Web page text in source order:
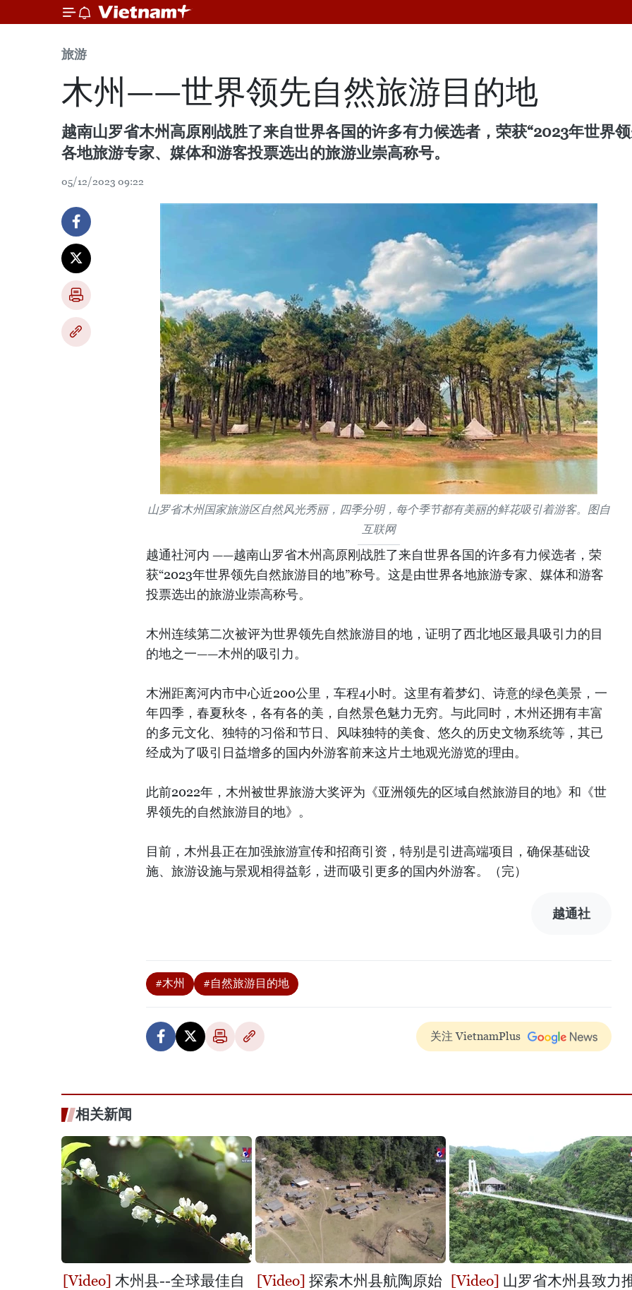
旅游
木州——世界领先自然旅游目的地
越南山罗省木州高原刚战胜了来自世界各国的许多有力候选者，荣获“2023年世界
各地旅游专家、媒体和游客投票选出的旅游业崇高称号。
05/12/2023 09:22
山罗省木州国家旅游区自然风光秀丽，四季分明，每个季节都有美丽的鲜花吸引着游客。图自
互联网
越通社河内 ——越南山罗省木州高原刚战胜了来自世界各国的许多有力候选者，荣
获“2023年世界领先自然旅游目的地”称号。这是由世界各地旅游专家、媒体和游客
投票选出的旅游业崇高称号。
木州连续第二次被评为世界领先自然旅游目的地，证明了西北地区最具吸引力的目
的地之一——木州的吸引力。
木洲距离河内市中心近200公里，车程4小时。这里有着梦幻、诗意的绿色美景，一
年四季，春夏秋冬，各有各的美，自然景色魅力无穷。与此同时，木州还拥有丰富
的多元文化、独特的习俗和节日、风味独特的美食、悠久的历史文物系统等，其已
经成为了吸引日益增多的国内外游客前来这片土地观光游览的理由。
此前2022年，木州被世界旅游大奖评为《亚洲领先的区域自然旅游目的地》和《世
界领先的自然旅游目的地》。
目前，木州县正在加强旅游宣传和招商引资，特别是引进高端项目，确保基础设
施、旅游设施与景观相得益彰，进而吸引更多的国内外游客。（完）
越通社
#木州 #自然旅游目的地
关注 VietnamPlus
相关新闻
木州县--全球最佳自
探索木州县航陶原始
山罗省木州县致力